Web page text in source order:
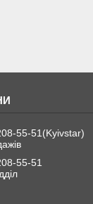
55-51 Kyivstar
55-51